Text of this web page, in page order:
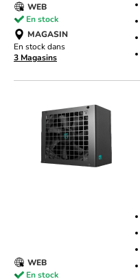
WEB
En stock
MAGASIN
En stock dans
3 Magasins
WEB
En stock